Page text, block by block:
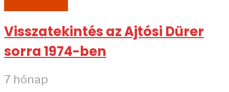
Visszatekintés az Ajtósi Dürer
sorra 1974-ben
7 hónap